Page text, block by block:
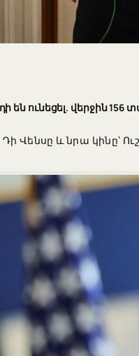
են ունեցել.
և նրա կինը՝